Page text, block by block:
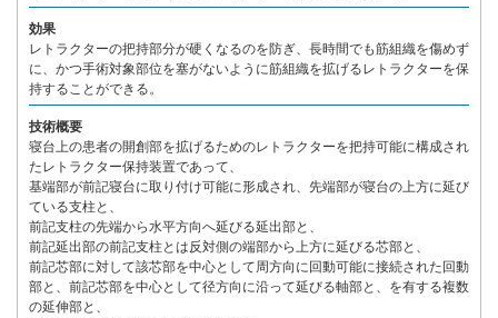
効果
レトラクターの把持部分が硬くなるのを防ぎ、長時間でも筋組織を傷めず
に、かつ手術対象部位を塞がないように筋組織を拡げるレトラクターを保
持することができる。
技術概要
寝台上の患者の開創部を拡げるためのレトラクターを把持可能に構成され
たレトラクター保持装置であって、
基端部が前記寝台に取り付け可能に形成され、先端部が寝台の上方に延び
ている支柱と、
前記支柱の先端から水平方向へ延びる延出部と、
前記延出部の前記支柱とは反対側の端部から上方に延びる芯部と、
前記芯部に対して該芯部を中心として周方向に回動可能に接続された回動
部と、前記芯部を中心として径方向に沿って延びる軸部と、を有する複数
の延伸部と、